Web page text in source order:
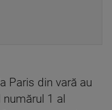
Paris din vară au
1 al